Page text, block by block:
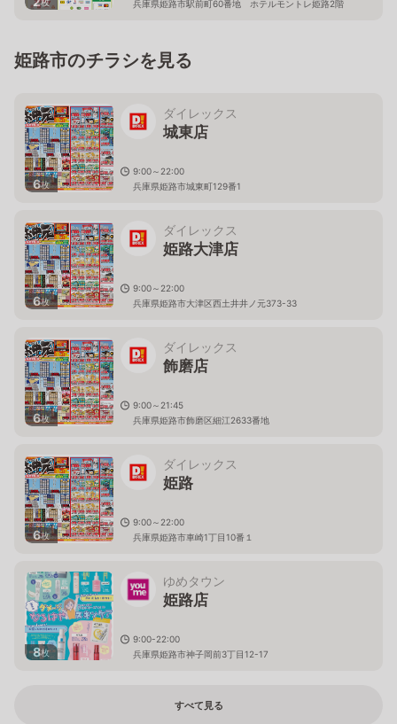
兵庫県姫路市駅前町60番地 ホテルモントレ姫路2階
姫路市のチラシを見る
6枚
ダイレックス
城東店
9:00～22:00
兵庫県姫路市城東町129番1
6枚
ダイレックス
姫路大津店
9:00～22:00
兵庫県姫路市大津区西土井井ノ元373-33
6枚
ダイレックス
飾磨店
9:00～21:45
兵庫県姫路市飾磨区細江2633番地
6枚
ダイレックス
姫路
9:00～22:00
兵庫県姫路市車崎1丁目10番１
8枚
ゆめタウン
姫路店
9:00-22:00
兵庫県姫路市神子岡前3丁目12-17
すべて見る